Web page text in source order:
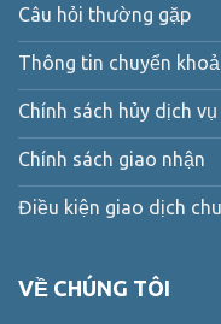
Câu hỏi thường gặp
Thông tin chuyển
Chính sách hủy dịch
Chính sách giao nhận
Điều kiện giao dịch
VỀ CHÚNG TÔI